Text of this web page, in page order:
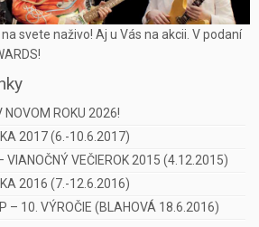
svete naživo! Aj u Vás na akcii. V podaní
NOVOM ROKU 2026!
2017 (6.-10.6.2017)
VIANOČNÝ VEČIEROK 2015 (4.12.2015)
2016 (7.-12.6.2016)
– 10. VÝROČIE (BLAHOVÁ 18.6.2016)